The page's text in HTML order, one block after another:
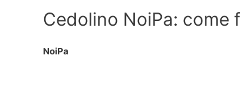
Cedolino NoiPa: come
NoiPa